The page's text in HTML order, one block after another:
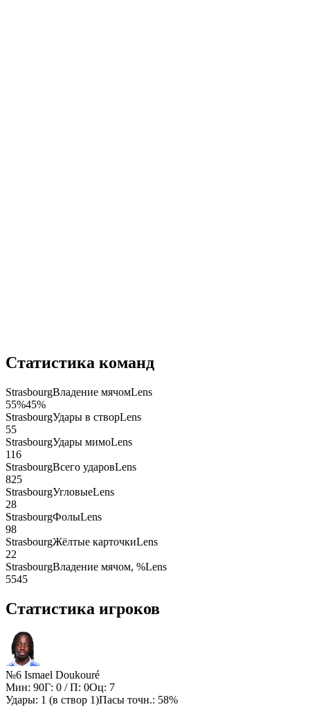
Статистика команд
StrasbourgВладение мячомLens
55%45%
StrasbourgУдары в створLens
55
StrasbourgУдары мимоLens
116
StrasbourgВсего ударовLens
825
StrasbourgУгловыеLens
28
StrasbourgФолыLens
98
StrasbourgЖёлтые карточкиLens
22
StrasbourgВладение мячом, %Lens
5545
Статистика игроков
№6 Ismael Doukouré
Мин: 90Г: 0 / П: 0Оц: 7
Удары: 1 (в створ 1)Пасы точн.: 58%